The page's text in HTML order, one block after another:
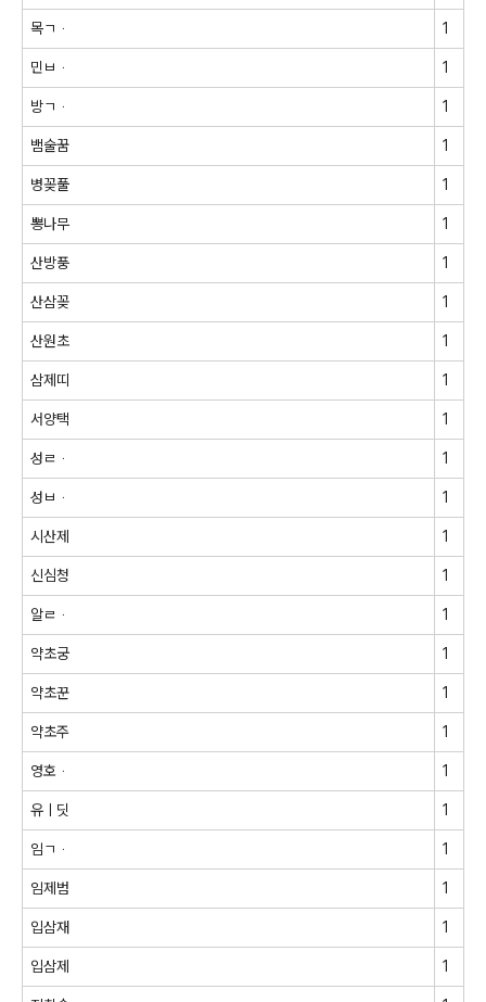
목ㄱᆞ 1
민ㅂᆞ 1
방ㄱᆞ 1
뱀술꿈 1
병꽂풀 1
뽕나무 1
산방풍 1
산삼꽂 1
산원초 1
삼제띠 1
서양택 1
성ㄹᆞ 1
성ㅂᆞ 1
시산제 1
신심청 1
알ㄹᆞ 1
약초궁 1
약초꾼 1
약초주 1
영호ᆞ 1
유ㅣ딧 1
임ㄱᆞ 1
임제범 1
입삼재 1
입삼제 1